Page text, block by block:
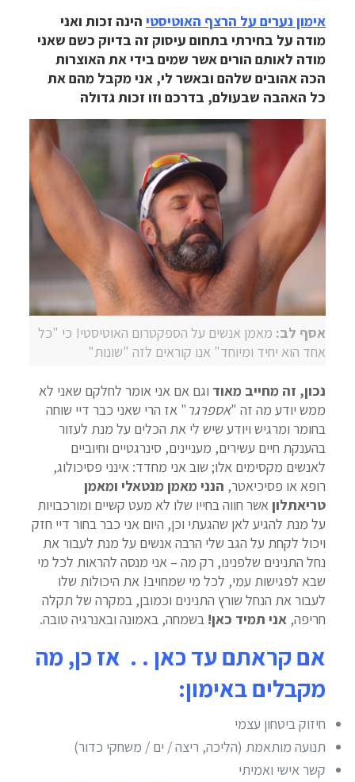
אימון נערים על הרצף האוטיסטי הינה זכות ואני
מודה על בחירתי בתחום עיסוק זה בדיוק כשם שאני
מודה לאותם הורים אשר שמים בידי את האוצרות
הכה אהובים שלהם ובאשר לי, אני מקבל מהם את
כל האהבה שבעולם, בדרכם וזו זכות גדולה
אסף לב: מאמן אנשים על הספקטרום האוטיסטי! כי "כל
אחד הוא יחיד ומיוחד" אנו קוראים לזה "שונות"
נכון, זה מחייב מאוד וגם אם אני אומר לחלקם שאני לא
ממש יודע מה זה "אספרגר " אז הרי שאני כבר דיי שוחה
בחומר ומרגיש ויודע שיש לי את הכלים על מנת לעזור
בהענקת חיים עשירים, מעניינים, סינרגטיים וחיוביים
לאנשים מקסימים אלו; שוב אני מחדד: אינני פסיכולוג,
רופא או פסיכיאטר, הנני מאמן מנטאלי ומאמן
טריאתלוןאשר חווה בחייו שלו לא מעט קשיים ומורכבויות
על מנת להגיע לאן שהגעתי וכן, היום אני כבר בחור דיי חזק
ויכול לקחת על הגב שלי הרבה אנשים על מנת לעבור את
נחל התנינים שלפנינו, רק מה – אני מנסה להראות לכל מי
שבא לפגישות עמי, לכל מי שמחויב! את היכולות שלו
לעבור את הנחל שורץ התנינים וכמובן, במקרה של תקלה
חריפה, אני תמיד כאן! בשמחה, באמונה ובאנרגיה טובה.
אם קראתם עד כאן . . אז כן, מה
מקבלים באימון:
חיזוק ביטחון עצמי
תנועה מותאמת (הליכה, ריצה / ים / משחקי כדור)
קשר אישי ואמיתי